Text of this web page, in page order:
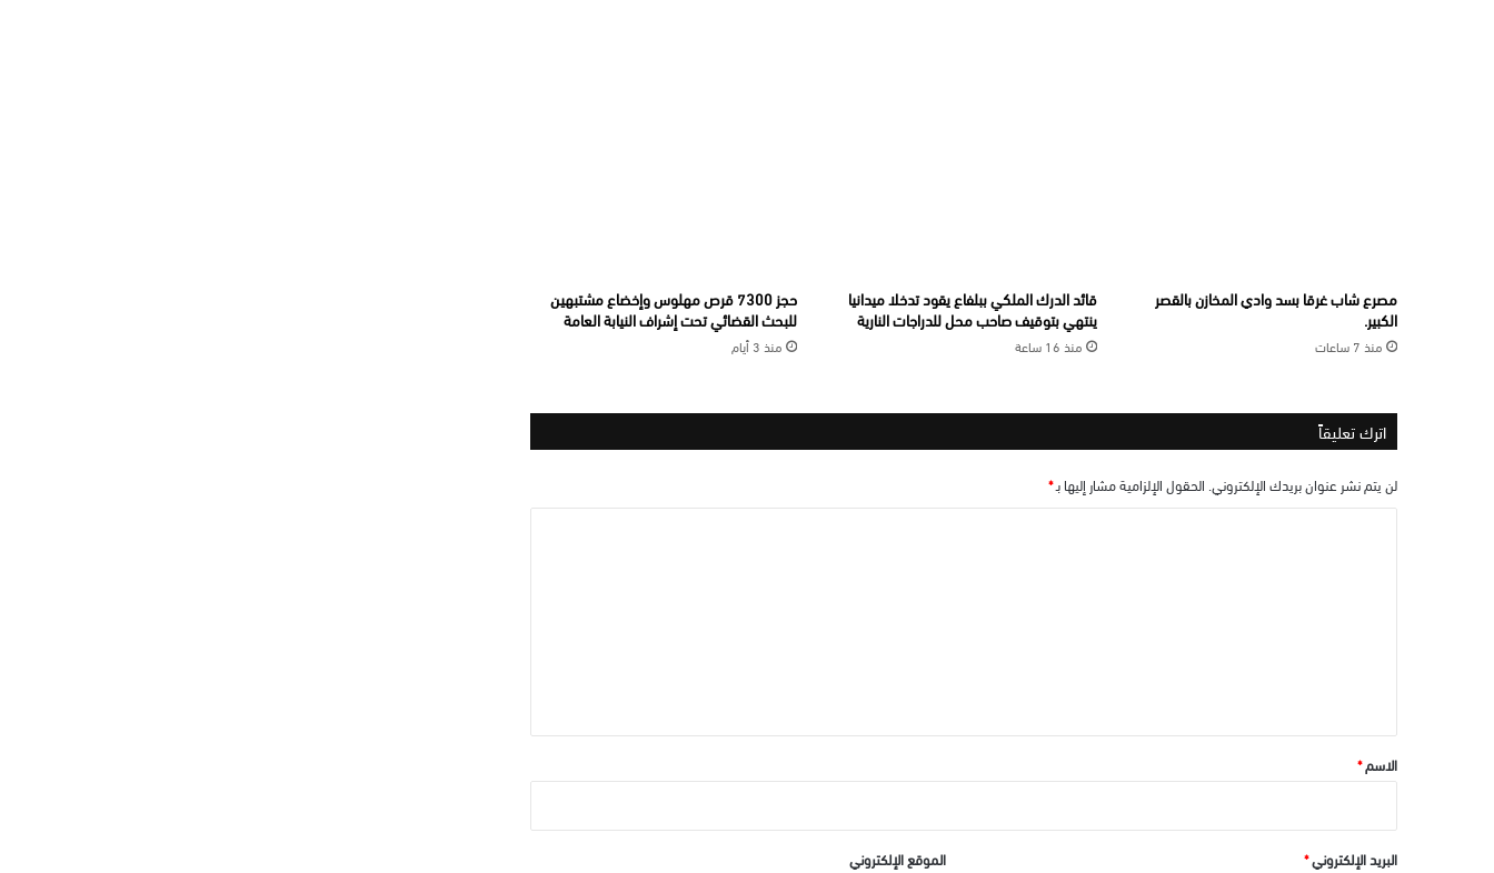
مصرع شاب غرقا بسد وادي المخازن بالقصر
الكبير.
منذ 7 ساعات
قائد الدرك الملكي ببلفاع يقود تدخلا ميدانيا
ينتهي بتوقيف صاحب محل للدراجات النارية
منذ 16 ساعة
حجز 7300 قرص مهلوس وإخضاع مشتبهين
للبحث القضائي تحت إشراف النيابة العامة
منذ 3 أيام
اترك تعليقاً
لن يتم نشر عنوان بريدك الإلكتروني. الحقول الإلزامية مشار إليها بـ*
*الاسم*
البريد الإلكتروني* الموقع الإلكتروني